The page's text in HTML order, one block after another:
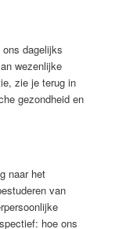
dagelijks
wezenlijke
zie je terug in
gezondheid en
naar het
van
hoe ons